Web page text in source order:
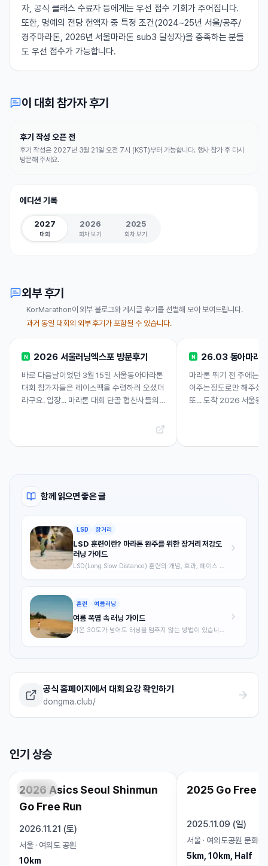
자, 공식 클래스 수료자 등에게는 우선 접수 기회가 주어집니다.
또한, 명예의 전당 헌액자 중 특정 조건(2024~25년 서울/공주/
경주마라톤, 2026년 서울마라톤 sub3 달성자)을 충족하는 분들
도 우선 접수가 가능합니다.
이 대회 참가자 후기
후기 작성 오픈 전
후기 작성은 2027년 3월 21일 오전 7시 (KST)부터 가능합니다. 행사 참가 후 다시
방문해 주세요.
에디션 기록
2027
대회
2026
회차 보기
2025
회차 보기
외부 후기
KorMarathon이 외부 블로그와 게시글 후기를 선별해 모아 보여드립니다.
과거 동일 대회의 외부 후기가 포함될 수 있습니다.
N 2026 서울러닝엑스포 방문후기
바로 다음날이었던 3월 15일 서울동아마라톤
대회 참가자들은 레이스팩을 수령하러 오셨더
라구요. 입장... 마라톤 대회 단골 협찬사들의
N 26.03 동아마라
마라톤 뛰기 전 주에는
어주는정도로만 해주셨
또... 도착 2026 서울동
함께 읽으면 좋은 글
LSD 장거리
LSD 훈련이란? 마라톤 완주를 위한 장거리 저강도
러닝 가이드
LSD(Long Slow Distance) 훈련의 개념, 효과, 페이스 설
훈련 여름러닝
여름 폭염 속 러닝 가이드
기온 30도가 넘어도 러닝을 멈추지 않는 방법이 있습니다.
열 순응 훈련까지 폭염 속 안전하게 달리는 전략을 총정리
했습니다.
공식 홈페이지에서 대회 요강 확인하기
dongma.club/
인기 상승
접수 예정 인기 상승
2026 Asics Seoul Shinmun
Go Free Run
2026.11.21 (토)
서울· 여의도 공원
10km
종료
2025 Go Free
2025.11.09 (일)
서울· 여의도공원 문화의
5km, 10km, Half